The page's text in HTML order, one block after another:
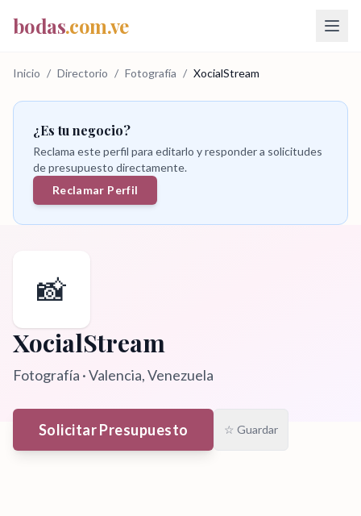
bodas.com.ve
Inicio / Directorio / Fotografía / XocialStream
¿Es tu negocio?
Reclama este perfil para editarlo y responder a solicitudes
de presupuesto directamente.
Reclamar Perfil
📸
XocialStream
Fotografía ·Valencia, Venezuela
Solicitar Presupuesto ☆ Guardar